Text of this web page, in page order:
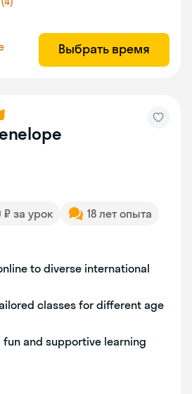
Выбрать время
₽ за урок
18 лет опыта
to diverse international
classes for different age
fun and supportive learning